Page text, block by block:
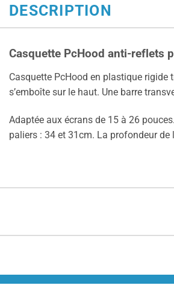
DESCRIPTION
Casquette PcHood anti-reflets
Casquette PcHood en plastique
s’emboîte sur le haut. Une barre
Adaptée aux écrans de 15 à 26 pouces.
paliers : 34 et 31cm. La profondeur